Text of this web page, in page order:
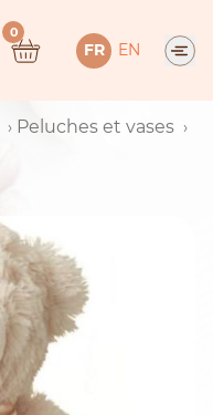
0
FR EN
Peluches et vases